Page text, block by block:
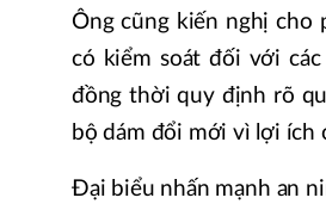
Ông cũng kiến nghị cho
có kiểm soát đối với
đồng thời quy định rõ
bộ dám đổi mới vì lợi ích
Đại biểu nhấn mạnh an